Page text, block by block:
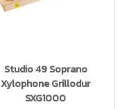
Studio 49 Soprano
Xylophone Grillodur
SXG1000